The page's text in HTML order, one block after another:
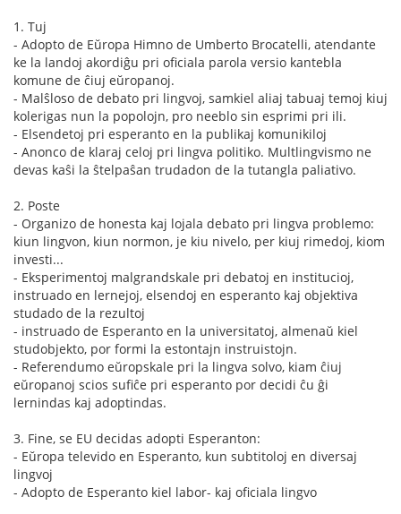
1. Tuj
- Adopto de Eŭropa Himno de Umberto Brocatelli, atendante
ke la landoj akordiĝu pri oficiala parola versio kantebla
komune de ĉiuj eŭropanoj.
- Malŝloso de debato pri lingvoj, samkiel aliaj tabuaj temoj kiuj
kolerigas nun la popolojn, pro neeblo sin esprimi pri ili.
- Elsendetoj pri esperanto en la publikaj komunikiloj
- Anonco de klaraj celoj pri lingva politiko. Multlingvismo ne
devas kaŝi la ŝtelpaŝan trudadon de la tutangla paliativo.
2. Poste
- Organizo de honesta kaj lojala debato pri lingva problemo:
kiun lingvon, kiun normon, je kiu nivelo, per kiuj rimedoj, kiom
investi...
- Eksperimentoj malgrandskale pri debatoj en institucioj,
instruado en lernejoj, elsendoj en esperanto kaj objektiva
studado de la rezultoj
- instruado de Esperanto en la universitatoj, almenaŭ kiel
studobjekto, por formi la estontajn instruistojn.
- Referendumo eŭropskale pri la lingva solvo, kiam ĉiuj
eŭropanoj scios sufiĉe pri esperanto por decidi ĉu ĝi
lernindas kaj adoptindas.
3. Fine, se EU decidas adopti Esperanton:
- Eŭropa televido en Esperanto, kun subtitoloj en diversaj
lingvoj
- Adopto de Esperanto kiel labor- kaj oficiala lingvo